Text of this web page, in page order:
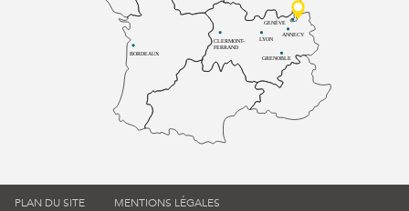
BORDEAUX
CLERMONT-
FERRAND
LYON
ANNECY
GRENOBLE
GENÈVE
PLAN DU SITE MENTIONS LÉGALES